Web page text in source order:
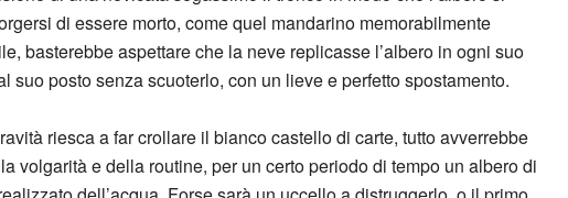
di essere morto, come quel mandarino memorabilmente
basterebbe aspettare che la neve replicasse l’albero in ogni suo
suo posto senza scuoterlo, con un lieve e perfetto spostamento.
riesca a far crollare il bianco castello di carte, tutto avverrebbe
volgarità e della routine, per un certo periodo di tempo un albero di